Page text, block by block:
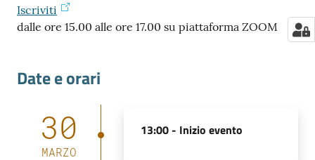
Iscriviti
dalle ore 15.00 alle ore 17.00 su piattaforma ZOOM
Date e orari
30
MARZO
13:00 - Inizio evento